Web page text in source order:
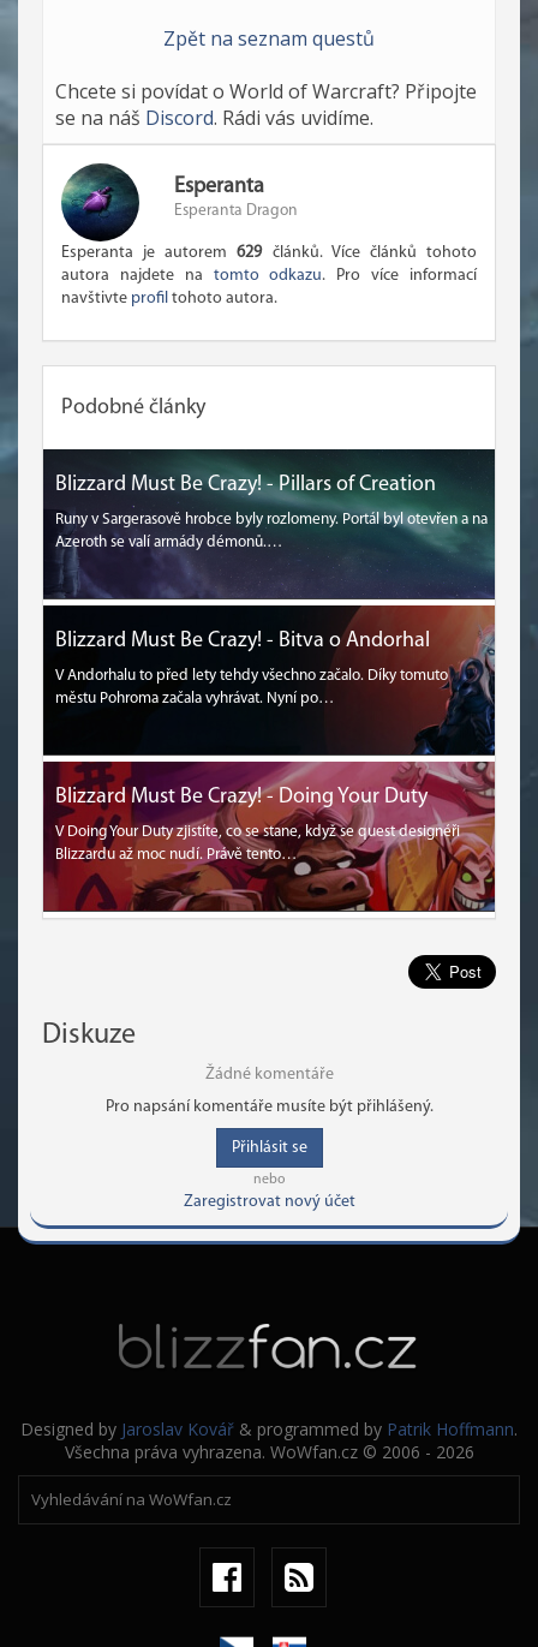
Zpět na seznam questů
Chcete si povídat o World of Warcraft? Připojte
se na náš Discord. Rádi vás uvidíme.
Esperanta
Esperanta Dragon
Esperanta je autorem629článků. Více článků tohoto
autora najdete na tomto odkazu. Pro více informací
navštivte profil tohoto autora.
Podobné články
Blizzard Must Be Crazy! - Pillars of Creation
Runy v Sargerasově hrobce byly rozlomeny. Portál byl otevřen a na
Azeroth se valí armády démonů.…
Blizzard Must Be Crazy! - Bitva o Andorhal
V Andorhalu to před lety tehdy všechno začalo. Díky tomuto
městu Pohroma začala vyhrávat. Nyní po…
Blizzard Must Be Crazy! - Doing Your Duty
V Doing Your Duty zjistíte, co se stane, když se quest designéři
Blizzardu až moc nudí. Právě tento…
Diskuze
Žádné komentáře
Pro napsání komentáře musíte být přihlášený.
Přihlásit se
nebo
Zaregistrovat nový účet
Designed by Jaroslav Kovář & programmed by Patrik Hoffmann.
Všechna práva vyhrazena. WoWfan.cz © 2006 - 2026